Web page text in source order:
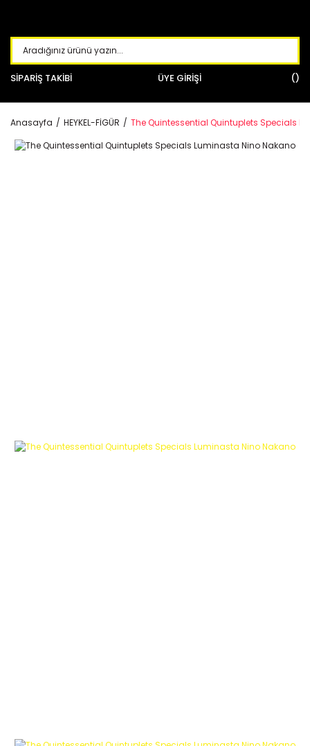
SİPARİŞ TAKİBİ ÜYE GİRİŞİ
Anasayfa HEYKEL-FİGÜR The Quintessential Quintuplets Specials